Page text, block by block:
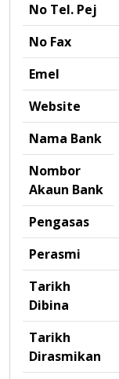
No Tel. Pej
No Fax
Emel
Website
Nama Bank
Nombor
Akaun Bank
Pengasas
Perasmi
Tarikh
Dibina
Tarikh
Dirasmikan